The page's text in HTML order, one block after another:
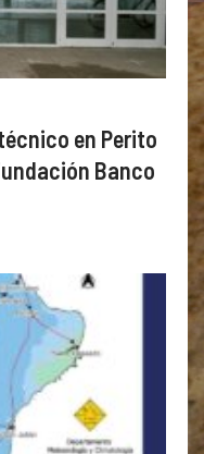
en Perito
Banco